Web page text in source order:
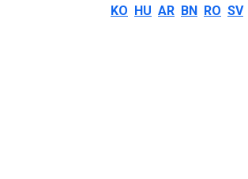
KO HU AR BN RO SV